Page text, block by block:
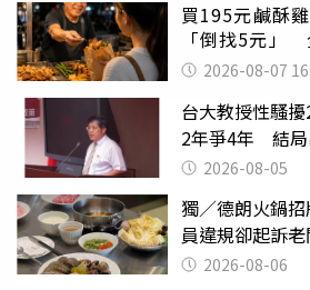
買195元鹹酥
「倒找5元」
灣 2026-08-07
台大教授性騷
2年爭4年 結局
2026-08-05
獨／德朗火鍋
員違規卻起訴
2026-08-06